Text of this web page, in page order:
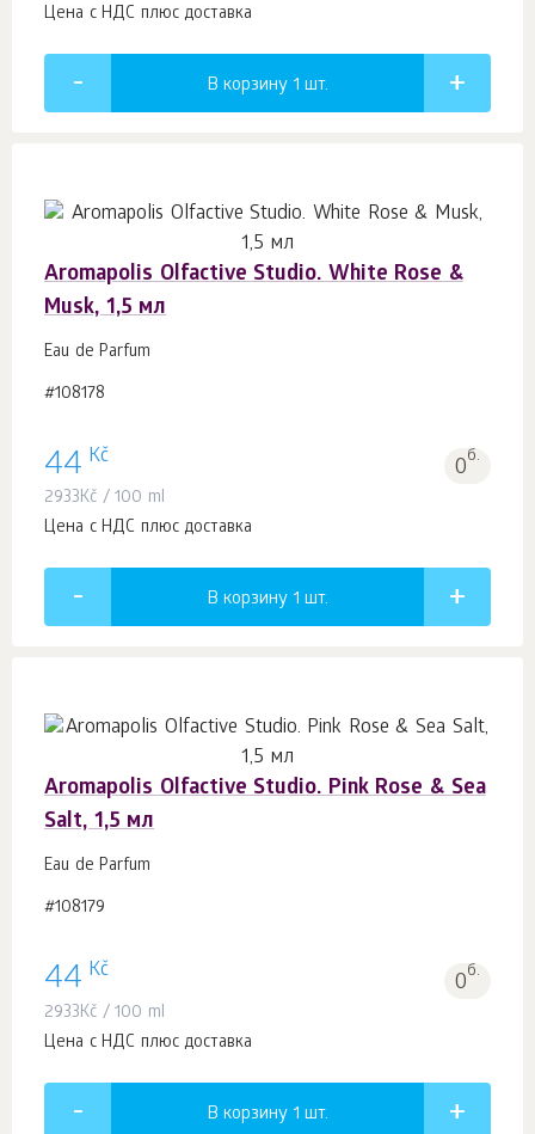
Цена с НДС плюс доставка
В корзину 1 шт.
Aromapolis Olfactive Studio. White Rose &
Musk, 1,5 мл
Eau de Parfum
#108178
44 Kč 0б.
2933Kč / 100 ml
Цена с НДС плюс доставка
В корзину 1 шт.
Aromapolis Olfactive Studio. Pink Rose & Sea
Salt, 1,5 мл
Eau de Parfum
#108179
44 Kč 0б.
2933Kč / 100 ml
Цена с НДС плюс доставка
В корзину 1 шт.